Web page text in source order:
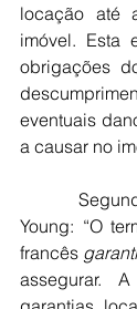
locação até
imóvel. Esta
obrigações
eventuais
a causar no
	Segundo Beatriz Capanema
Young: “O
francês
assegurar.